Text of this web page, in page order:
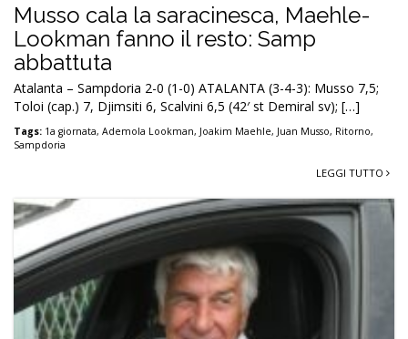
Musso cala la saracinesca, Maehle-
Lookman fanno il resto: Samp
abbattuta
Atalanta – Sampdoria 2-0 (1-0) ATALANTA (3-4-3): Musso 7,5;
Toloi (cap.) 7, Djimsiti 6, Scalvini 6,5 (42′ st Demiral sv); […]
Tags: 1a giornata, Ademola Lookman, Joakim Maehle, Juan Musso, Ritorno,
Sampdoria
LEGGI TUTTO